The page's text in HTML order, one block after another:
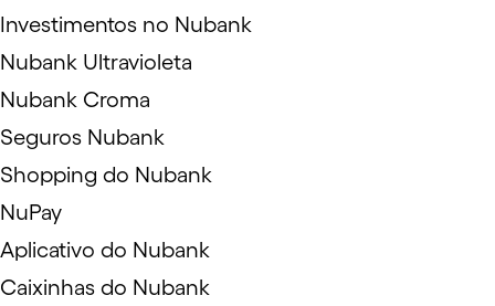
Investimentos no Nubank
Nubank Ultravioleta
Nubank Croma
Seguros Nubank
Shopping do Nubank
NuPay
Aplicativo do Nubank
Caixinhas do Nubank